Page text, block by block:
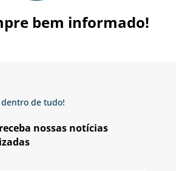
bem informado!
de tudo!
nossas notícias